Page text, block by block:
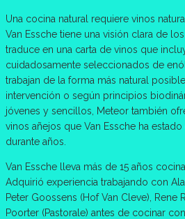
Una cocina natural requiere vinos
Van Essche tiene una visión clara de
traduce en una carta de vinos que
cuidadosamente seleccionados de
trabajan de la forma más natural
intervención o según principios
jóvenes y sencillos, Meteor también
vinos añejos que Van Essche ha
durante años.
Van Essche lleva más de 15 años
Adquirió experiencia trabajando con
Peter Goossens (Hof Van Cleve), Rene
Poorter (Pastorale) antes de cocinar